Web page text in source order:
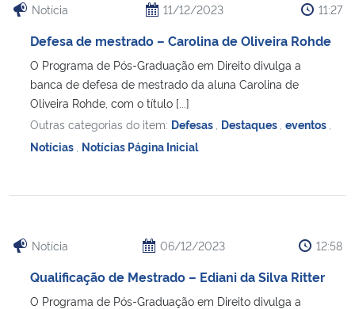
Notícia 11/12/2023 11:27
Defesa de mestrado – Carolina de Oliveira Rohde
O Programa de Pós-Graduação em Direito divulga a
banca de defesa de mestrado da aluna Carolina de
Oliveira Rohde, com o título [...]
Outras categorias do item: Defesas Destaques eventos
Notícias Notícias Página Inicial
Notícia 06/12/2023 12:58
Qualificação de Mestrado – Ediani da Silva Ritter
O Programa de Pós-Graduação em Direito divulga a